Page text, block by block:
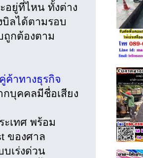
อยู่ที่ไหน ทั้งต่าง
ลได้ตามรอบ
กต้องตาม
ค้าทางธุรกิจ
บุคคลมีชื่อเสียง
เทศ พร้อม
ของศาล
เร่งด่วน